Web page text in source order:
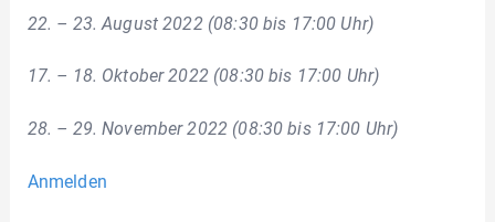
22. – 23. August 2022 (08:30 bis 17:00 Uhr)
17. – 18. Oktober 2022 (08:30 bis 17:00 Uhr)
28. – 29. November 2022 (08:30 bis 17:00 Uhr)
Anmelden